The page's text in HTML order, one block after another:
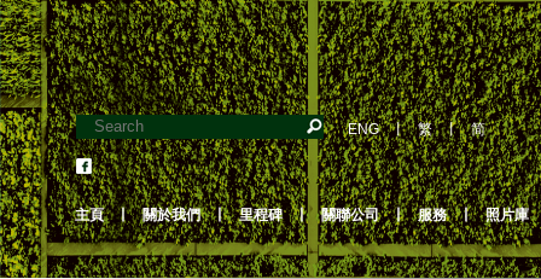
ENG丨繁丨简
主頁 丨 關於我們 丨 里程碑 丨 關聯公司 丨 服務 丨 照片庫